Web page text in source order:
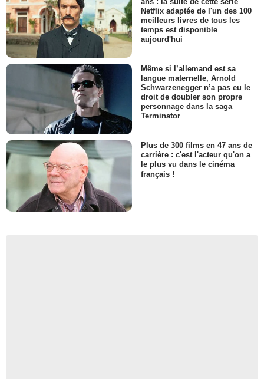
Netflix adaptée de l'un des 100
meilleurs livres de tous les
temps est disponible
aujourd'hui
Même si l’allemand est sa
langue maternelle, Arnold
Schwarzenegger n’a pas eu le
droit de doubler son propre
personnage dans la saga
Terminator
Plus de 300 films en 47 ans de
carrière : c'est l'acteur qu'on a
le plus vu dans le cinéma
français !